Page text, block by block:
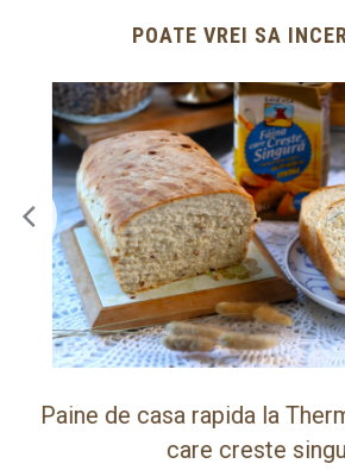
POATE VREI SA
Paine de casa rapida la
care creste